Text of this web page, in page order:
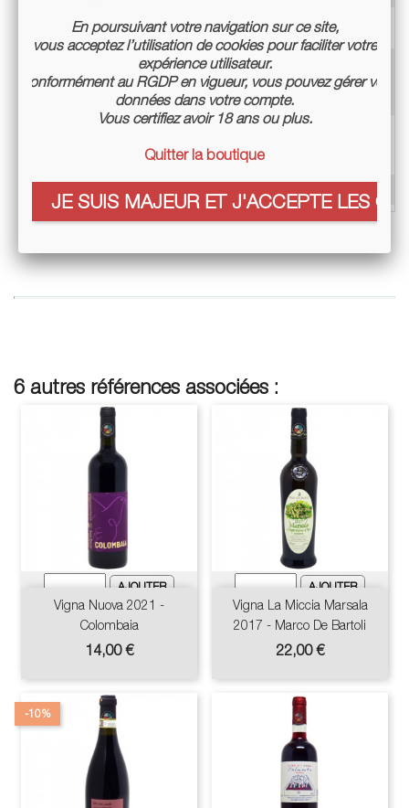
AB
Culture biologique certifiée
Culture en biodynamie
certifiée
et amphore
Conditionnement Bouteille 75cl
6 autres références associées :
Vigna Nuova 2021 -
Colombaia
Prix
14,00 €
Vigna La Miccia Marsala
2017 - Marco De Bartoli
Prix
22,00 €
-10%
En poursuivant votre navigation sur ce site,
vous acceptez l’utilisation de cookies pour faciliter votre
expérience utilisateur.
Conformément au RGDP en vigueur, vous pouvez gérer vos
données dans votre compte.
Vous certifiez avoir 18 ans ou plus.
Quitter la boutique
JE SUIS MAJEUR ET J'ACCEPTE LES